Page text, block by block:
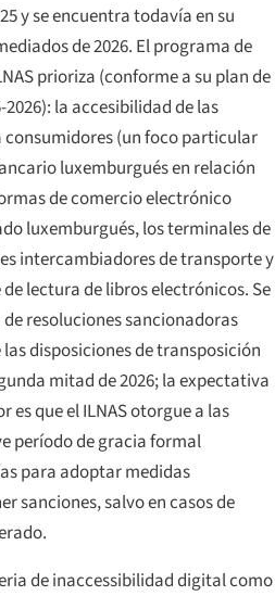
y se encuentra todavía en su
de 2026. El programa de
prioriza (conforme a su plan de
la accesibilidad de las
(un foco particular
luxemburgués en relación
de comercio electrónico
luxemburgués, los terminales de
intercambiadores de transporte y
lectura de libros electrónicos. Se
resoluciones sancionadoras
disposiciones de transposición
mitad de 2026; la expectativa
que el ILNAS otorgue a las
período de gracia formal
para adoptar medidas
sanciones, salvo en casos de
de inaccessibilidad digital como